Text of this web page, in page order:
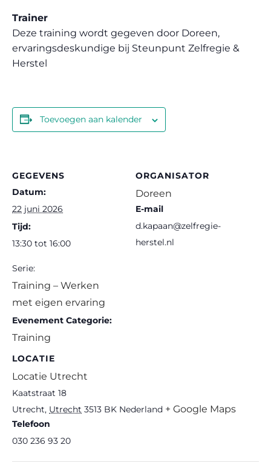
Trainer
Deze training wordt gegeven door Doreen,
ervaringsdeskundige bij Steunpunt Zelfregie &
Herstel
Toevoegen aan kalender
GEGEVENS
Datum:
22 juni 2026
Tijd:
13:30 tot 16:00
Serie:
Training – Werken
met eigen ervaring
Evenement Categorie:
Training
LOCATIE
Locatie Utrecht
Kaatstraat 18
Utrecht, Utrecht 3513 BK Nederland + Google Maps
Telefoon
030 236 93 20
ORGANISATOR
Doreen
E-mail
d.kapaan@zelfregie-
herstel.nl